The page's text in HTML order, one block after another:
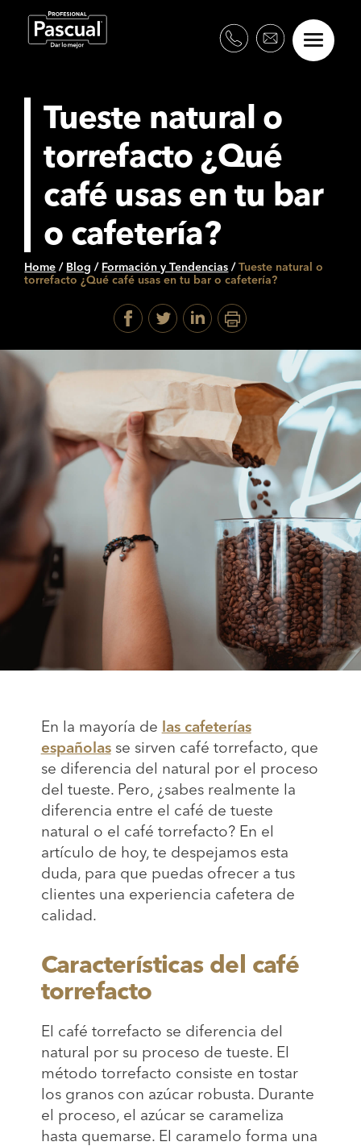
Tueste natural o
torrefacto ¿Qué
café usas en tu bar
o cafetería?
Home / Blog / Formación y Tendencias /Tueste natural o
torrefacto ¿Qué café usas en tu bar o cafetería?
En la mayoría de las cafeterías
españolasse sirven café torrefacto, que
se diferencia del natural por el proceso
del tueste. Pero, ¿sabes realmente la
diferencia entre el café de tueste
natural o el café torrefacto? En el
artículo de hoy, te despejamos esta
duda, para que puedas ofrecer a tus
clientes una experiencia cafetera de
calidad.
Características del café
torrefacto
El café torrefacto se diferencia del
natural por su proceso de tueste. El
método torrefacto consiste en tostar
los granos con azúcar robusta. Durante
el proceso, el azúcar se carameliza
hasta quemarse. El caramelo forma una